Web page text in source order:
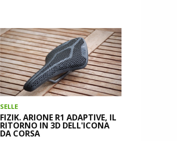
SELLE
FIZIK. ARIONE R1 ADAPTIVE, IL
RITORNO IN 3D DELL'ICONA
DA CORSA